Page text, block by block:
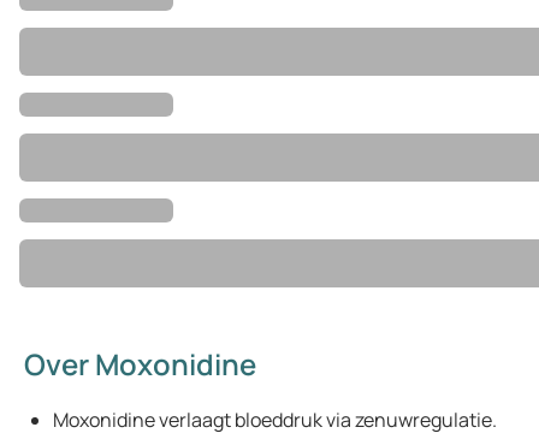
Over Moxonidine
Moxonidine verlaagt bloeddruk via zenuwregulatie.